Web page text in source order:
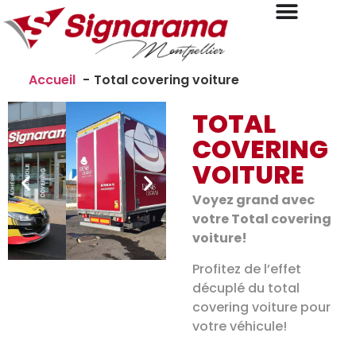
Accueil Total covering voiture
TOTAL
COVERING
VOITURE
Voyez grand avec
votre Total covering
voiture!
Profitez de l’effet
décuplé du total
covering voiture pour
votre véhicule!